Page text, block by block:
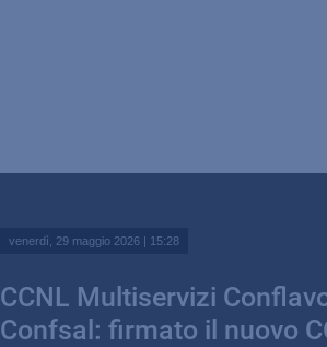
venerdì, 29 maggio 2026 | 15:28
CCNL Multiservizi
Confsal: firmato il nuovo